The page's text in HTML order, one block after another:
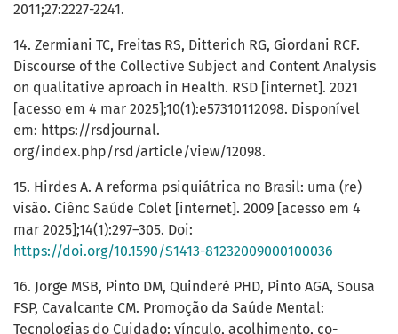
2011;27:2227-2241.
14. Zermiani TC, Freitas RS, Ditterich RG, Giordani RCF.
Discourse of the Collective Subject and Content Analysis
on qualitative aproach in Health. RSD [internet]. 2021
[acesso em 4 mar 2025];10(1):e57310112098. Disponível
em: https://rsdjournal.
org/index.php/rsd/article/view/12098.
15. Hirdes A. A reforma psiquiátrica no Brasil: uma (re)
visão. Ciênc Saúde Colet [internet]. 2009 [acesso em 4
mar 2025];14(1):297–305. Doi:
https://doi.org/10.1590/S1413-81232009000100036
16. Jorge MSB, Pinto DM, Quinderé PHD, Pinto AGA, Sousa
FSP, Cavalcante CM. Promoção da Saúde Mental:
Tecnologias do Cuidado: vínculo, acolhimento, co-